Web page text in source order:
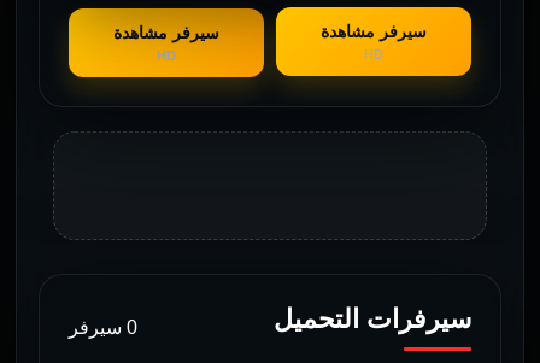
سيرفر مشاهدة
HD
سيرفر مشاهدة
HD
سيرفرات التحميل 0 سيرفر